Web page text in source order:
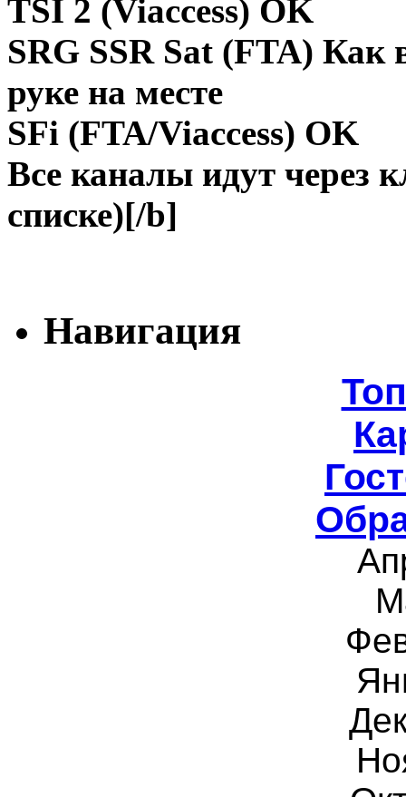
TSI 2 (Viaccess) OK
SRG SSR Sat (FTA) Как
руке на месте
SFi (FTA/Viaccess) OK
Все каналы идут через
списке)[/b]
Навигация